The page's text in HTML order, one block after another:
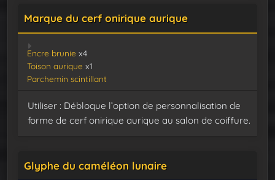
Marque du cerf onirique aurique
Encre brunie x4
Toison aurique x1
Parchemin scintillant
Utiliser : Débloque l’option de personnalisation de
forme de cerf onirique aurique au salon de coiffure.
Glyphe du caméléon lunaire